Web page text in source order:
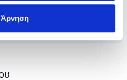
Άρνηση Εδώ